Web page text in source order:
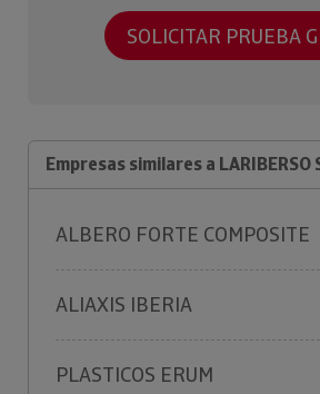
SOLICITAR PRUEBA
Empresas similares a LARIBERSO
ALBERO FORTE COMPOSITE
ALIAXIS IBERIA
PLASTICOS ERUM